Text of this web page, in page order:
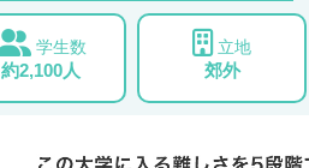
学生数
約2,100人
立地
郊外